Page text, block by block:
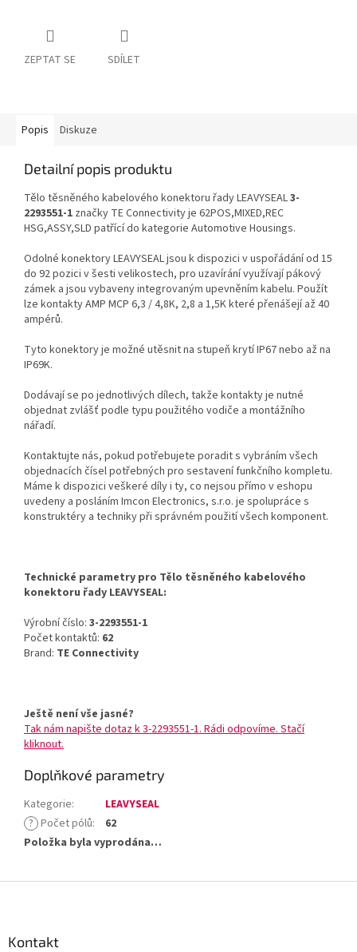
ZEPTAT SE SDÍLET
Popis Diskuze
Detailní popis produktu
Tělo těsněného kabelového konektoru řady LEAVYSEAL3-
2293551-1 značky TE Connectivity je 62POS,MIXED,REC
HSG,ASSY,SLD patřící do kategorie Automotive Housings.
Odolné konektory LEAVYSEAL jsou k dispozici v uspořádání od 15
do 92 pozici v šesti velikostech, pro uzavírání využívají pákový
zámek a jsou vybaveny integrovaným upevněním kabelu. Použít
lze kontakty AMP MCP 6,3 / 4,8K, 2,8 a 1,5K které přenášejí až 40
ampérů.
Tyto konektory je možné utěsnit na stupeň krytí IP67 nebo až na
IP69K.
Dodávají se po jednotlivých dílech, takže kontakty je nutné
objednat zvlášť podle typu použitého vodiče a montážního
nářadí.
Kontaktujte nás, pokud potřebujete poradit s vybráním všech
objednacích čísel potřebných pro sestavení funkčního kompletu.
Máme k dispozici veškeré díly i ty, co nejsou přímo v eshopu
uvedeny a posláním Imcon Electronics, s.r.o. je spolupráce s
konstruktéry a techniky při správném použití všech komponent.
Technické parametry pro Tělo těsněného kabelového
konektoru řady LEAVYSEAL:
Výrobní číslo: 3-2293551-1
Počet kontaktů: 62
Brand: TE Connectivity
Ještě není vše jasné?
Tak nám napište dotaz k 3-2293551-1. Rádi odpovíme. Stačí
kliknout.
Doplňkové parametry
Kategorie:
LEAVYSEAL
? Počet pólů:
62
Položka byla vyprodána…
Kontakt